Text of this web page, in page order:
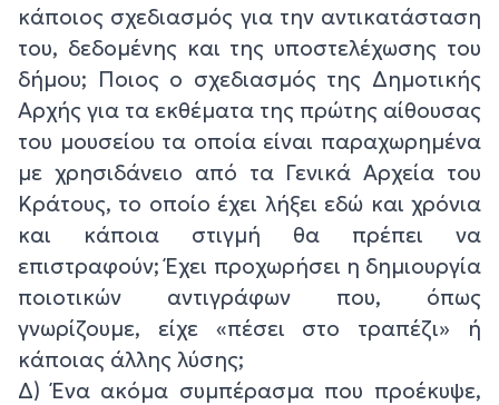
κάποιος σχεδιασμός για την αντικατάσταση
του, δεδομένης και της υποστελέχωσης του
δήμου; Ποιος ο σχεδιασμός της Δημοτικής
Αρχής για τα εκθέματα της πρώτης αίθουσας
του μουσείου τα οποία είναι παραχωρημένα
με χρησιδάνειο από τα Γενικά Αρχεία του
Κράτους, το οποίο έχει λήξει εδώ και χρόνια
και κάποια στιγμή θα πρέπει να
επιστραφούν; Έχει προχωρήσει η δημιουργία
ποιοτικών αντιγράφων που, όπως
γνωρίζουμε, είχε «πέσει στο τραπέζι» ή
κάποιας άλλης λύσης;
Δ) Ένα ακόμα συμπέρασμα που προέκυψε,